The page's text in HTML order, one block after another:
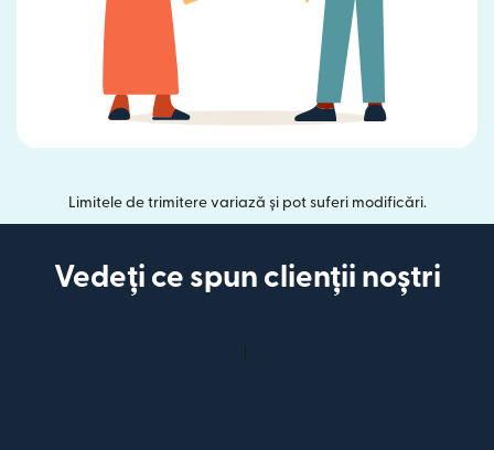
Limitele de trimitere variază și pot suferi modificări.
Vedeți ce spun clienții noștri